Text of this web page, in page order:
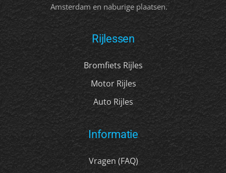
Amsterdam en naburige plaatsen.
Rijlessen
Bromfiets Rijles
Motor Rijles
Auto Rijles
Informatie
Vragen (FAQ)